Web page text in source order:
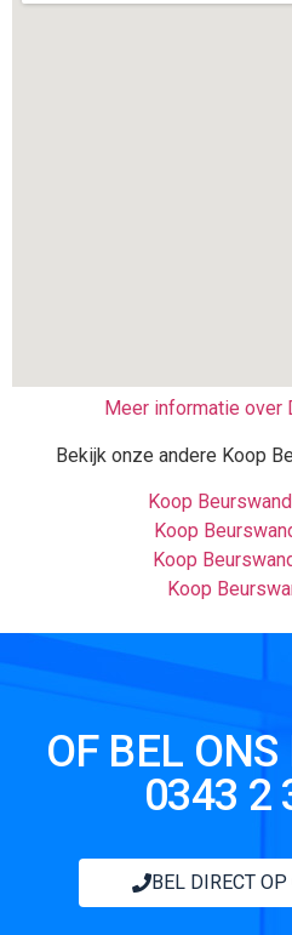
Meer informatie over
Bekijk onze andere Koop
Koop
Koop
Koop
Koop
OF BEL
0343 2
BEL DIRECT